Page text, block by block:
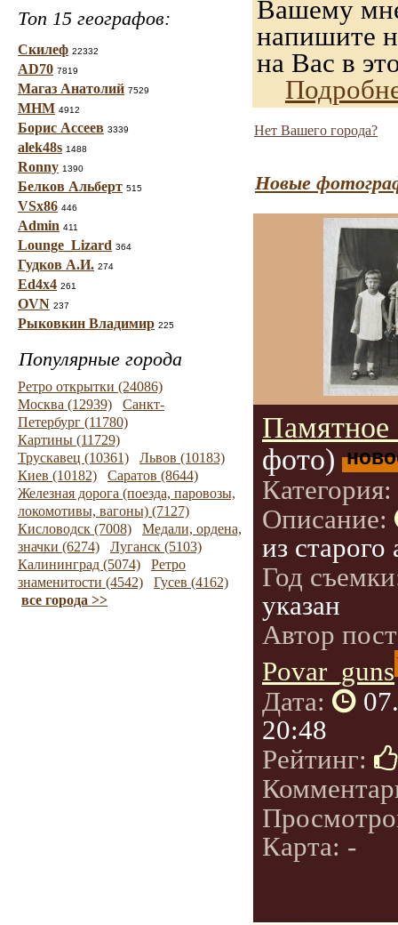
Топ 15 географов:
Скилеф 22332
AD70 7819
Магаз Анатолий 7529
МНМ 4912
Борис Ассеев 3339
alek48s 1488
Ronny 1390
Белков Альберт 515
VSx86 446
Admin 411
Lounge_Lizard 364
Гудков А.И. 274
Ed4x4 261
OVN 237
Рыковкин Владимир 225
Популярные города
Ретро открытки (24086)
Москва (12939)
Санкт-
Петербург (11780)
Картины (11729)
Трускавец (10361)
Львов (10183)
Киев (10182)
Саратов (8644)
Железная дорога (поезда, паровозы,
локомотивы, вагоны) (7127)
Кисловодск (7008)
Медали, ордена,
значки (6274)
Луганск (5103)
Калининград (5074)
Ретро
знаменитости (4542)
Гусев (4162)
все города >>
Вашему
напишите
на Вас в
Нет Вашего города?
Новые
Памятное
фото)
Категория:
Описание:
из старого
Год
указан
Автор
Povar_guns
Дата:
20:48
Рейтинг:
Карта: -